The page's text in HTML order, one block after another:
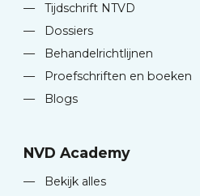
—
Tijdschrift NTVD
—
Dossiers
—
Behandelrichtlijnen
—
Proefschriften en boeken
—
Blogs
NVD Academy
—
Bekijk alles